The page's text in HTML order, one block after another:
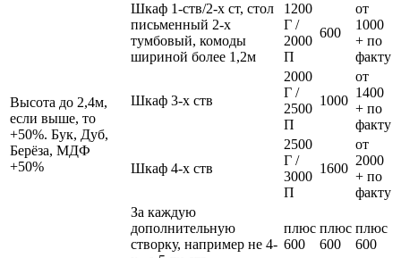
Высота до 2,4м,
если выше, то
+50%. Бук, Дуб,
Берёза, МДФ
+50%
Шкаф 1-ств/2-х ст, стол
письменный 2-х
тумбовый, комоды
шириной более 1,2м
1200
Г /
2000
П
600
от
1000
+ по
факту
Шкаф 3-х ств
2000
Г /
2500
П
1000
от
1400
+ по
факту
Шкаф 4-х ств
2500
Г /
3000
П
1600
от
2000
+ по
факту
За каждую
дополнительную
створку, например не 4-
плюс
600
плюс
600
плюс
600